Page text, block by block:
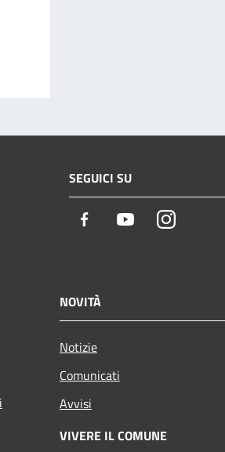
SEGUICI SU
Facebook YoutubeInstagram
NOVITÀ
Notizie
Comunicati
Avvisi
VIVERE IL COMUNE